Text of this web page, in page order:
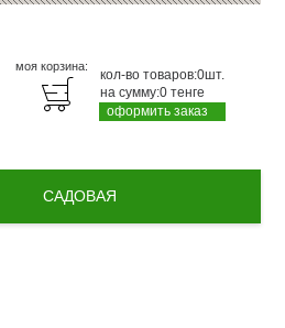
моя корзина:
кол-во товаров:0шт.
на сумму:0 тенге
оформить заказ
САДОВАЯ